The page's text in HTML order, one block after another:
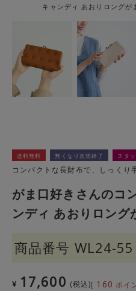
キャンディ あおりロングが
送料無料 無くなり次第終了 スタ
コンパクトな長財布で、しっくり
がま口好きさんのコ
ンディ あおりロング
商品番号 WL24-55
¥ 17,600 税込 [ 160 ポイ